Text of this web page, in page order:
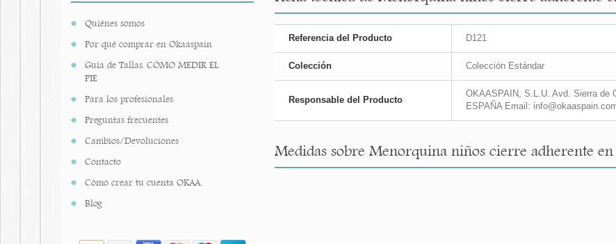
Quiénes somos
Por qué comprar en Okaaspain
Guía de Tallas. CÓMO MEDIR EL
PIE
Para los profesionales
Preguntas frecuentes
Cambios/Devoluciones
Contacto
Cómo crear tu cuenta OKAA.
Blog
Referencia del Producto D121
Colección Colección Estándar
Responsable del Producto
OKAASPAIN, S.L.U. Avd. Sierra de
ESPAÑA Email:
Medidas sobre Menorquina niños cierre adherente